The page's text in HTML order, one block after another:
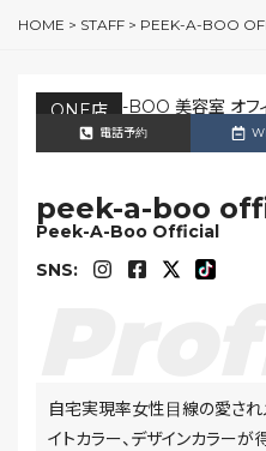
HOME > STAFF > PEEK-A-BOO
ONE店
電話予約
peek-a-boo
Peek-A-Boo Official
SNS:
自宅実現率女性目線の愛され
イトカラー、デザインカラーが